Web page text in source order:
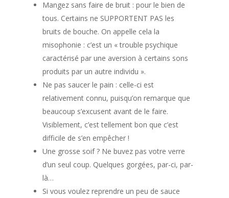
Mangez sans faire de bruit : pour le bien de
tous. Certains ne SUPPORTENT PAS les
bruits de bouche. On appelle cela la
misophonie : c’est un « trouble psychique
caractérisé par une aversion à certains sons
produits par un autre individu ».
Ne pas saucer le pain : celle-ci est
relativement connu, puisqu’on remarque que
beaucoup s’excusent avant de le faire.
Visiblement, c’est tellement bon que c’est
difficile de s’en empêcher !
Une grosse soif ? Ne buvez pas votre verre
d’un seul coup. Quelques gorgées, par-ci, par-
là…
Si vous voulez reprendre un peu de sauce